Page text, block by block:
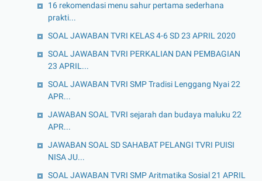
16 rekomendasi menu sahur pertama sederhana
prakti...
SOAL JAWABAN TVRI KELAS 4-6 SD 23 APRIL 2020
SOAL JAWABAN TVRI PERKALIAN DAN PEMBAGIAN
23 APRIL...
SOAL JAWABAN TVRI SMP Tradisi Lenggang Nyai 22
APR...
JAWABAN SOAL TVRI sejarah dan budaya maluku 22
APR...
JAWABAN SOAL SD SAHABAT PELANGI TVRI PUISI
NISA JU...
SOAL JAWABAN TVRI SMP Aritmatika Sosial 21 APRIL